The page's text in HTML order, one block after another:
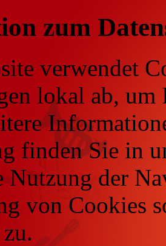
zum
verwendet
lokal ab, um
finden Sie in
Nutzung der
von Cookies